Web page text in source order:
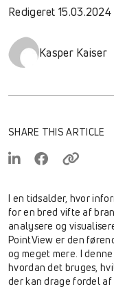
Redigeret 15.03.2024
Kasper Kaiser
SHARE THIS ARTICLE
I en tidsalder, hvor
for en bred vifte af
analysere og
PointView er den
og meget mere. I
hvordan det bruges,
der kan drage fordel